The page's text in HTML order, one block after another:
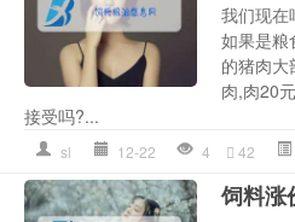
我们现在
如果是粮
的猪肉
肉,肉20
接受吗?...
sl 12-22 4 42
饲料涨